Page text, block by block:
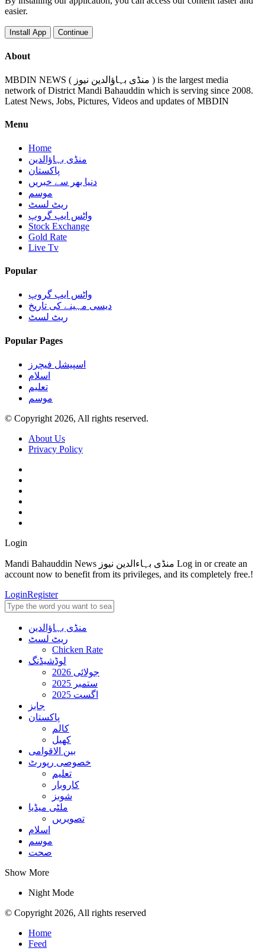
easier.
Install App Continue
About
MBDIN NEWS ( منڈی بہاؤالدین نیوز ) is the largest media
network of District Mandi Bahauddin which is serving since 2008.
Latest News, Jobs, Pictures, Videos and updates of MBDIN
Menu
Home
منڈی بہاؤالدین
پاکستان
دنیا بھر سے خبریں
موسم
ریٹ لسٹ
واٹس ایپ گروپ
Stock Exchange
Gold Rate
Live Tv
Popular
واٹس ایپ گروپ
دیسی مہینے کی تاریخ
ریٹ لسٹ
Popular Pages
اسپیشل فیچرز
اسلام
تعلیم
موسم
© Copyright 2026, All rights reserved.
About Us
Privacy Policy
Login
Mandi Bahauddin News منڈی بہاءالدین نیوز Log in or create an
account now to benefit from its privileges, and its completely free.!
LoginRegister
منڈی بہاؤالدین
ریٹ لسٹ
Chicken Rate
لوڈشیڈنگ
جولائی 2026
ستمبر 2025
اگست 2025
جابز
پاکستان
کالم
کھیل
بین الاقوامی
خصوصی رپورٹ
تعلیم
کاروبار
شوبز
ملٹی میڈیا
تصویریں
اسلام
موسم
صحت
Show More
Night Mode
© Copyright 2026, All rights reserved
Home
Feed